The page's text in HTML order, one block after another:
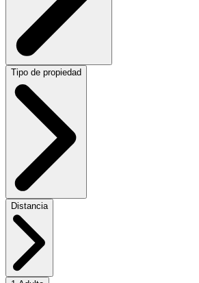
Tipo de propiedad
Distancia